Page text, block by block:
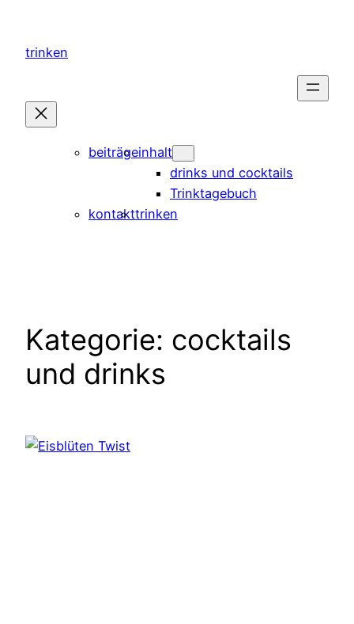
Inhalttrinken
beiträgeinhalt
drinks und cocktails
Trinktagebuch
kontakttrinken
Kategorie: cocktails
und drinks